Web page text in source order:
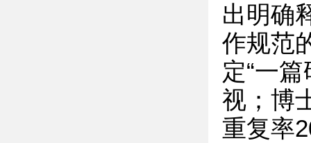
出明确
作规范
定“一
视；博
重复率